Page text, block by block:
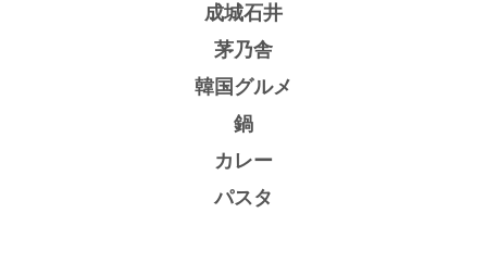
成城石井
茅乃舎
韓国グルメ
鍋
カレー
パスタ